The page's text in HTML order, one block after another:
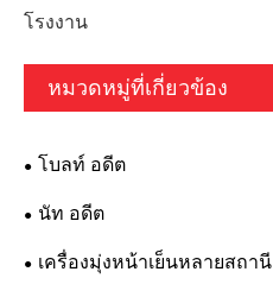
โรงงาน
หมวดหมู่ที่เกี่ยวข้อง
โบลท์ อดีต
นัท อดีต
เครื่องมุ่งหน้าเย็นหลายสถานี